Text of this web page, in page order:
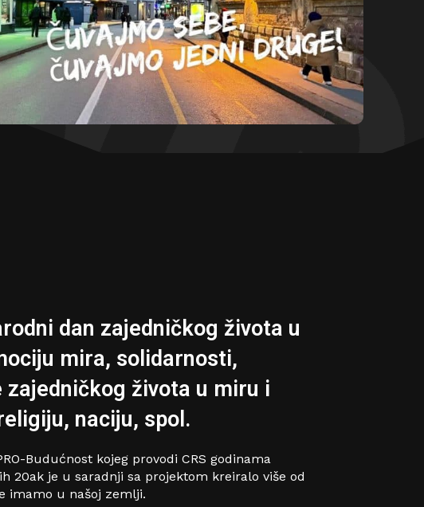
dan zajedničkog života u
mira, solidarnosti,
zajedničkog života u miru i
naciju, spol.
Budućnost kojeg provodi CRS godinama
20ak je u saradnji sa projektom kreiralo više od
imamo u našoj zemlji.